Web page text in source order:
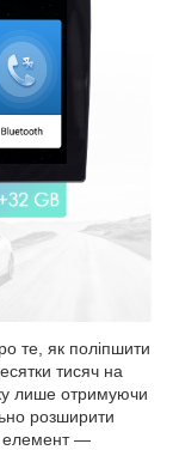
те, як поліпшити
тисяч на
лише отримуючи
розширити
елемент —